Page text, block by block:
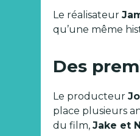
Le réalisateur
qu’une même
Des
Le producteur
place plusieurs
du film,Jake et